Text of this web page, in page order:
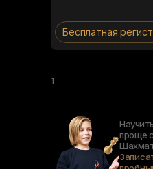
Бесплатная
1
проще